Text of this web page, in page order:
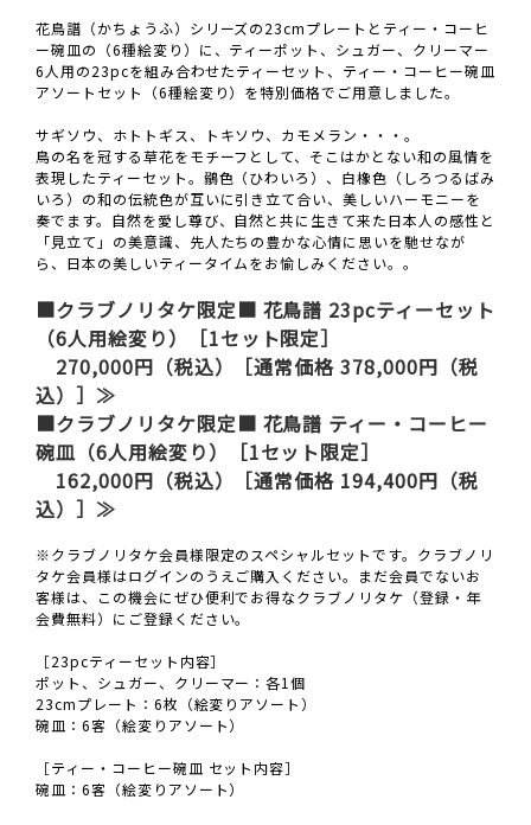
花鳥譜（かちょうふ）シリーズの23cmプレートとティー・コーヒ
ー碗皿の（6種絵変り）に、ティーポット、シュガー、クリーマー
6人用の23pcを組み合わせたティーセット、ティー・コーヒー碗皿
アソートセット（6種絵変り）を特別価格でご用意しました。
サギソウ、ホトトギス、トキソウ、カモメラン・・・。
鳥の名を冠する草花をモチーフとして、そこはかとない和の風情を
表現したティーセット。鶸色（ひわいろ）、白橡色（しろつるばみ
いろ）の和の伝統色が互いに引き立て合い、美しいハーモニーを
奏でます。自然を愛し尊び、自然と共に生きて来た日本人の感性と
「見立て」の美意識、先人たちの豊かな心情に思いを馳せなが
ら、日本の美しいティータイムをお愉しみください。。
■クラブノリタケ限定■ 花鳥譜 23pcティーセット
（6人用絵変り）［1セット限定］
270,000円（税込）［通常価格 378,000円（税
込）］≫
■クラブノリタケ限定■ 花鳥譜 ティー・コーヒー
碗皿（6人用絵変り）［1セット限定］
162,000円（税込）［通常価格 194,400円（税
込）］≫
※クラブノリタケ会員様限定のスペシャルセットです。クラブノリ
タケ会員様はログインのうえご購入ください。まだ会員でないお
客様は、この機会にぜひ便利でお得なクラブノリタケ（登録・年
会費無料）にご登録ください。
［23pcティーセット内容］
ポット、シュガー、クリーマー：各1個
23cmプレート：6枚（絵変りアソート）
碗皿：6客（絵変りアソート）
［ティー・コーヒー碗皿 セット内容］
碗皿：6客（絵変りアソート）